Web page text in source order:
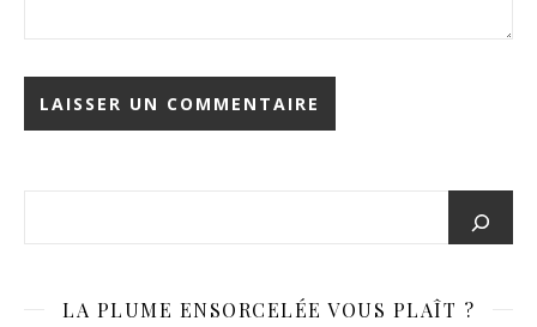
LA PLUME ENSORCELÉE VOUS PLAÎT ?